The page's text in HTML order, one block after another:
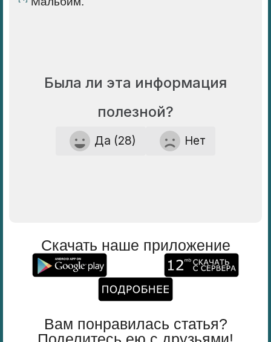
Была ли эта информация
полезной?
Да (28) Нет
Скачать наше приложение
Вам понравилась статья?